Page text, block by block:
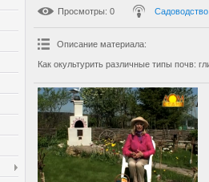
Просмотры: 0
Описание материала:
Как окультурить различные типы почв: